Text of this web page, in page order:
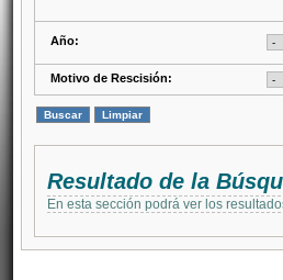
Año:
Motivo de Rescisión:
Resultado de la
En esta sección podrá ver los